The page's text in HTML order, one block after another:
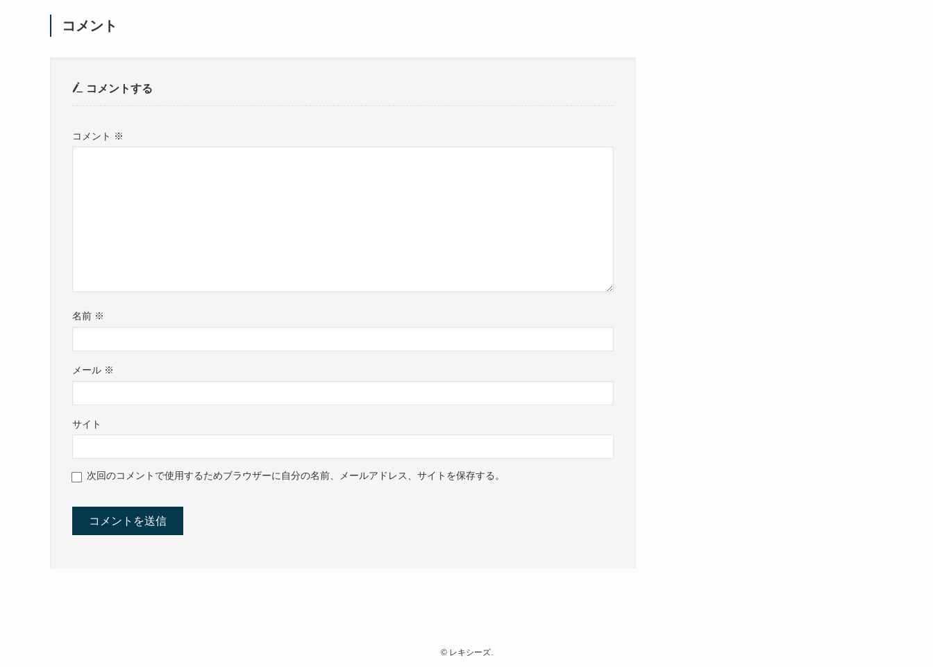
コメント
コメントする
コメント ※
名前 ※
メール ※
サイト
次回のコメントで使用するためブラウザーに自分の名前、メールアドレス、サイトを保存する。
©レキシーズ.